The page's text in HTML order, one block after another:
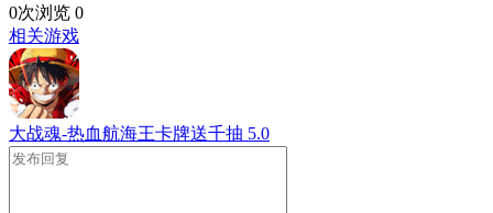
0次浏览 0
相关游戏
大战魂-热血航海王卡牌送千抽 5.0